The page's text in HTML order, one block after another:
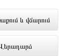
և վճարում
Մեքենա